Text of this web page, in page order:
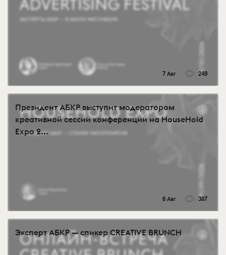
7 Авг 249
Президент АБКР выступит модератором
креативной сессии конференции на HouseHold
Expo 2...
6 Авг 387
Эксперт АБКР — спикер CREATIVE BRUNCH